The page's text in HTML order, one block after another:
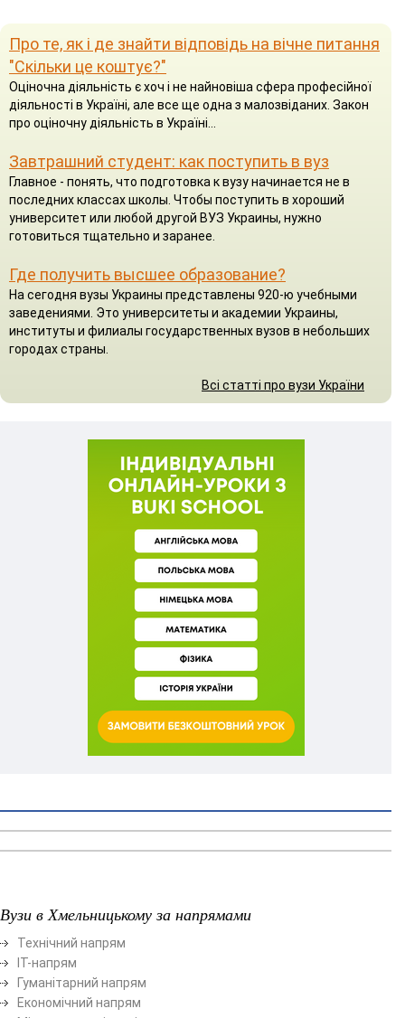
Про те, як і де знайти відповідь на вічне питання
"Скільки це коштує?"
Оціночна діяльність є хоч і не найновіша сфера професійної
діяльності в Україні, але все ще одна з малозвіданих. Закон
про оціночну діяльність в Україні...
Завтрашний студент: как поступить в вуз
Главное - понять, что подготовка к вузу начинается не в
последних классах школы. Чтобы поступить в хороший
университет или любой другой ВУЗ Украины, нужно
готовиться тщательно и заранее.
Где получить высшее образование?
На сегодня вузы Украины представлены 920-ю учебными
заведениями. Это университеты и академии Украины,
институты и филиалы государственных вузов в небольших
городах страны.
Всі статті про вузи України
Вузи в Хмельницькому за напрямами
Технічний напрям
ІТ-напрям
Гуманітарний напрям
Економічний напрям